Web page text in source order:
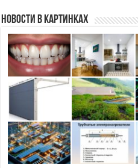
Новости в картинках